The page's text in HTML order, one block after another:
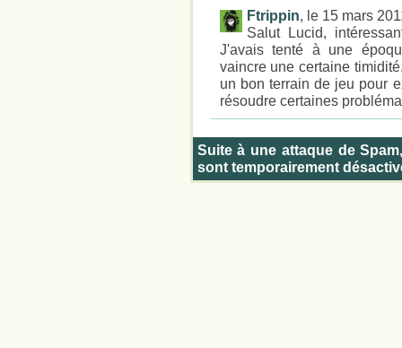
Ftrippin, le 15 mars
Salut Lucid,
J'avais tenté à une
vaincre une certaine
un bon terrain de jeu pour
résoudre certaines
Suite à une attaque de
sont temporairement